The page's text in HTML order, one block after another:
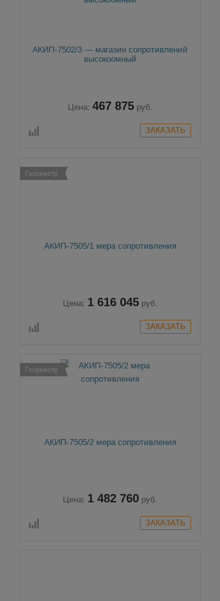
АКИП-7502/3 — магазин сопротивлений
высокоомный
Цена: 467 875 руб.
Госреестр
АКИП-7505/1 мера сопротивления
Цена: 1 616 045 руб.
Госреестр
АКИП-7505/2 мера сопротивления
Цена: 1 482 760 руб.